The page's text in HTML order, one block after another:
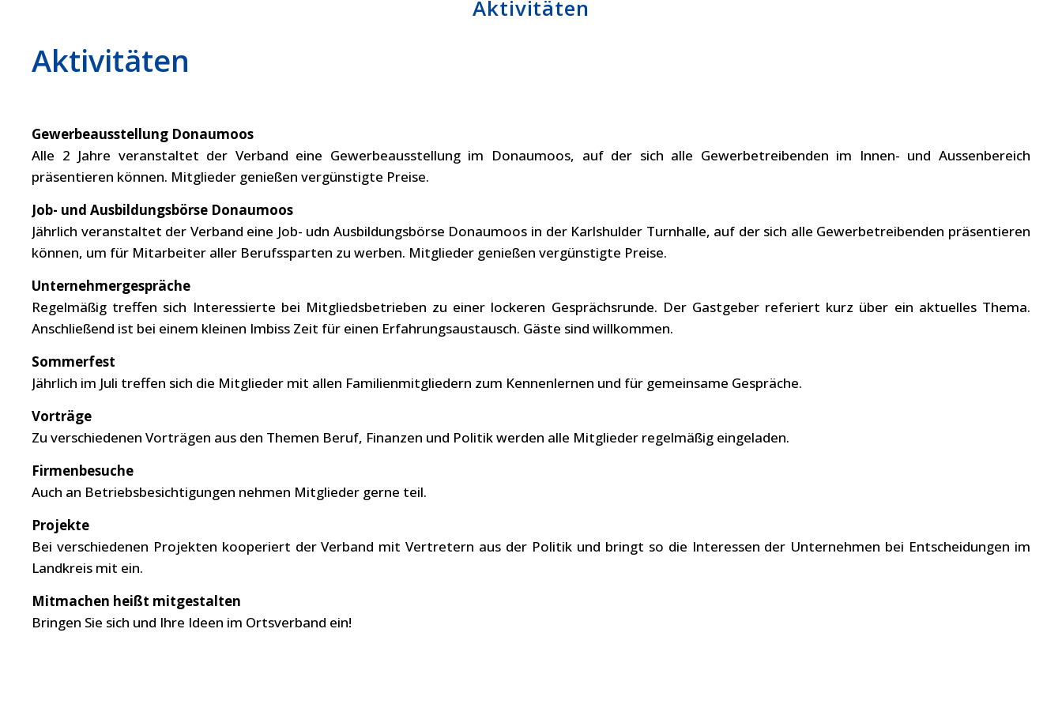
Aktivitäten
Aktivitäten
Gewerbeausstellung Donaumoos
Alle 2 Jahre veranstaltet der Verband eine Gewerbeausstellung im Donaumoos, auf der sich alle Gewerbetreibenden im Innen- und Aussenbereich
präsentieren können. Mitglieder genießen vergünstigte Preise.
Job- und Ausbildungsbörse Donaumoos
Jährlich veranstaltet der Verband eine Job- udn Ausbildungsbörse Donaumoos in der Karlshulder Turnhalle, auf der sich alle Gewerbetreibenden präsentieren
können, um für Mitarbeiter aller Berufssparten zu werben. Mitglieder genießen vergünstigte Preise.
Unternehmergespräche
Regelmäßig treffen sich Interessierte bei Mitgliedsbetrieben zu einer lockeren Gesprächsrunde. Der Gastgeber referiert kurz über ein aktuelles Thema.
Anschließend ist bei einem kleinen Imbiss Zeit für einen Erfahrungsaustausch. Gäste sind willkommen.
Sommerfest
Jährlich im Juli treffen sich die Mitglieder mit allen Familienmitgliedern zum Kennenlernen und für gemeinsame Gespräche.
Vorträge
Zu verschiedenen Vorträgen aus den Themen Beruf, Finanzen und Politik werden alle Mitglieder regelmäßig eingeladen.
Firmenbesuche
Auch an Betriebsbesichtigungen nehmen Mitglieder gerne teil.
Projekte
Bei verschiedenen Projekten kooperiert der Verband mit Vertretern aus der Politik und bringt so die Interessen der Unternehmen bei Entscheidungen im
Landkreis mit ein.
Mitmachen heißt mitgestalten
Bringen Sie sich und Ihre Ideen im Ortsverband ein!